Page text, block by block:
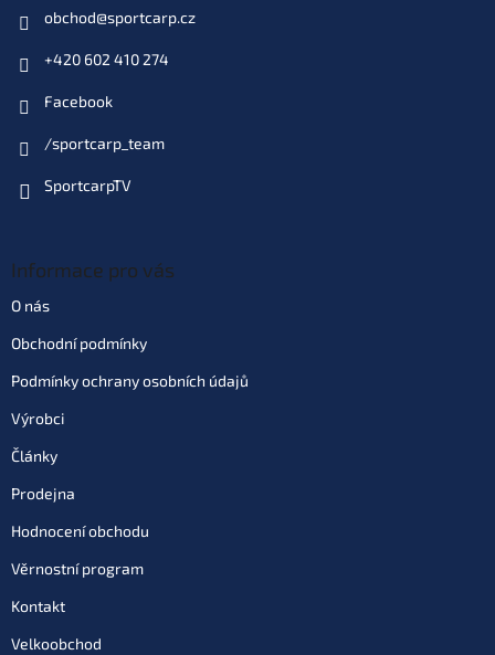
obchod@sportcarp.cz
+420 602 410 274
Facebook
/sportcarp_team
SportcarpTV
Informace pro vás
O nás
Obchodní podmínky
Podmínky ochrany osobních údajů
Výrobci
Články
Prodejna
Hodnocení obchodu
Věrnostní program
Kontakt
Velkoobchod